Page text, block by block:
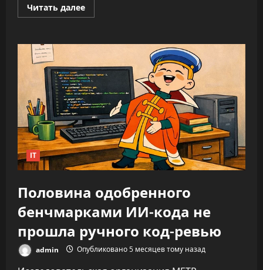
Читать далееПрочитать
больше
облегчает
а
увеличивает
время
на
каждую
задачу
—
до
346%
IT
Половина одобренного
бенчмарками ИИ-кода не
прошла ручного код-ревью
admin Опубликовано 5 месяцев тому назад